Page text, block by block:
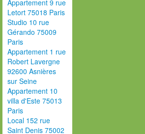
Appartement 9 rue
Letort 75018 Paris
Studio 10 rue
Gérando 75009
Paris
Appartement 1 rue
Robert Lavergne
92600 Asnières
sur Seine
Appartement 10
villa d'Este 75013
Paris
Local 152 rue
Saint Denis 75002